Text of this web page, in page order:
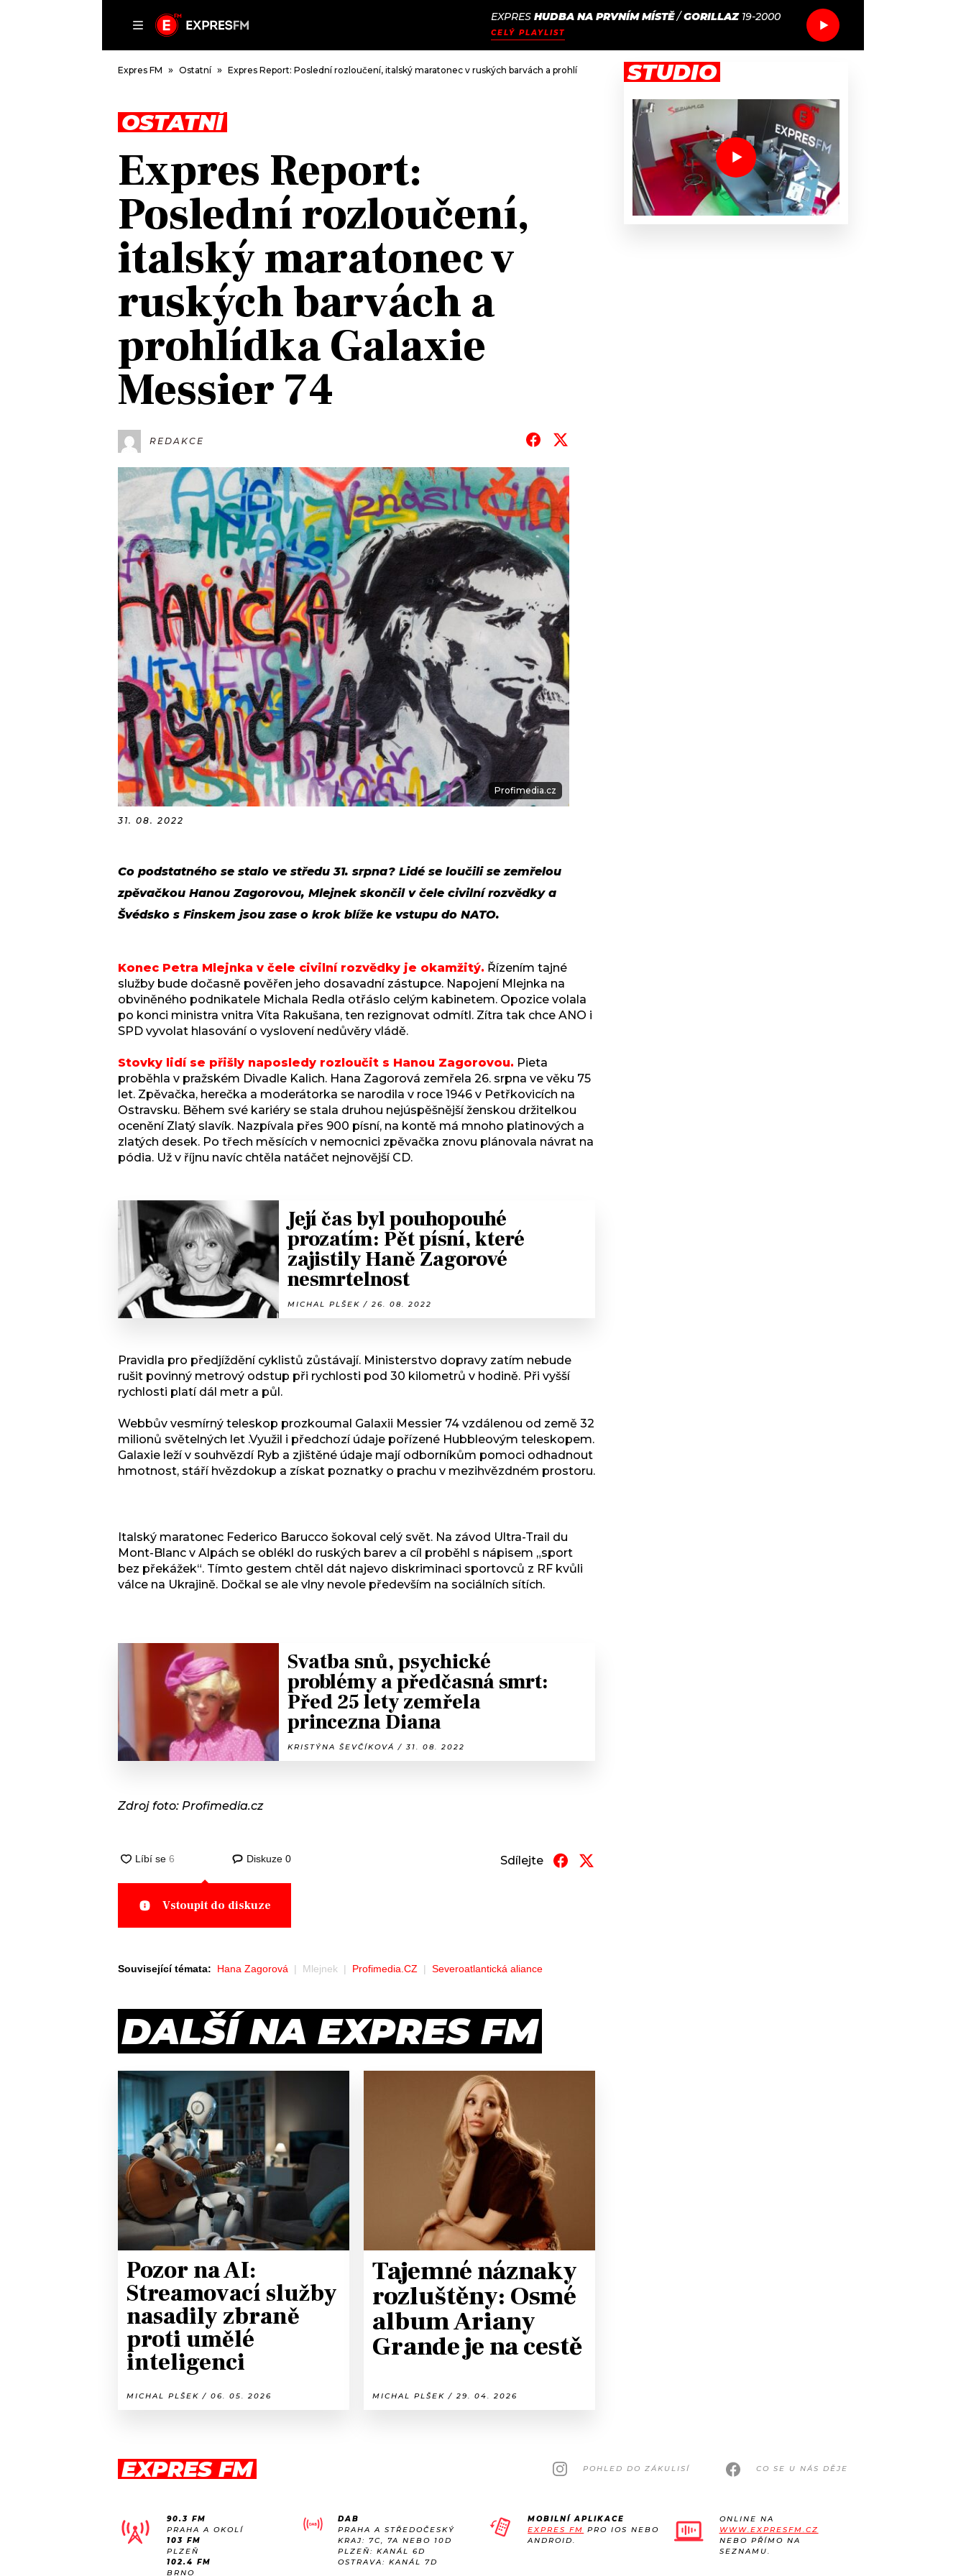
EXPRES HUDBA NA PRVNÍM MÍSTĚ/GORILLAZ 19-2000
CELÝ PLAYLIST
DOMŮ
ČLÁNKY
AKTUÁLNĚ
HUDBA
ROZHOVORY
#NEBUDUDOMA
KALENDÁŘ
KVÍZY
TRENDY
MIX
OSTATNÍ
PODCASTY
JAK NALADIT
RÁDIO
PROGRAM
SOUTĚŽE
Expres FM Ostatní Expres Report: Poslední rozloučení, italský maratonec v ruských barvách a prohlídka Galaxie Messier 74
OSTATNÍ
Expres Report:
Poslední rozloučení,
italský maratonec v
ruských barvách a
prohlídka Galaxie
Messier 74
REDAKCE
Profimedia.cz
31. 08. 2022
Co podstatného se stalo ve středu 31. srpna? Lidé se loučili se zemřelou
zpěvačkou Hanou Zagorovou, Mlejnek skončil v čele civilní rozvědky a
Švédsko s Finskem jsou zase o krok blíže ke vstupu do NATO.
Konec Petra Mlejnka v čele civilní rozvědky je okamžitý. Řízením tajné
služby bude dočasně pověřen jeho dosavadní zástupce. Napojení Mlejnka na
obviněného podnikatele Michala Redla otřáslo celým kabinetem. Opozice volala
po konci ministra vnitra Víta Rakušana, ten rezignovat odmítl. Zítra tak chce ANO i
SPD vyvolat hlasování o vyslovení nedůvěry vládě.
Stovky lidí se přišly naposledy rozloučit s Hanou Zagorovou. Pieta
proběhla v pražském Divadle Kalich. Hana Zagorová zemřela 26. srpna ve věku 75
let. Zpěvačka, herečka a moderátorka se narodila v roce 1946 v Petřkovicích na
Ostravsku. Během své kariéry se stala druhou nejúspěšnější ženskou držitelkou
ocenění Zlatý slavík. Nazpívala přes 900 písní, na kontě má mnoho platinových a
zlatých desek. Po třech měsících v nemocnici zpěvačka znovu plánovala návrat na
pódia. Už v říjnu navíc chtěla natáčet nejnovější CD.
Její čas byl pouhopouhé
prozatím: Pět písní, které
zajistily Haně Zagorové
nesmrtelnost
MICHAL PLŠEK / 26. 08. 2022
Pravidla pro předjíždění cyklistů zůstávají. Ministerstvo dopravy zatím nebude
rušit povinný metrový odstup při rychlosti pod 30 kilometrů v hodině. Při vyšší
rychlosti platí dál metr a půl.
Webbův vesmírný teleskop prozkoumal Galaxii Messier 74 vzdálenou od země 32
milionů světelných let .Využil i předchozí údaje pořízené Hubbleovým teleskopem.
Galaxie leží v souhvězdí Ryb a zjištěné údaje mají odborníkům pomoci odhadnout
hmotnost, stáří hvězdokup a získat poznatky o prachu v mezihvězdném prostoru.
Italský maratonec Federico Barucco šokoval celý svět. Na závod Ultra-Trail du
Mont-Blanc v Alpách se oblékl do ruských barev a cíl proběhl s nápisem „sport
bez překážek“. Tímto gestem chtěl dát najevo diskriminaci sportovců z RF kvůli
válce na Ukrajině. Dočkal se ale vlny nevole především na sociálních sítích.
Svatba snů, psychické
problémy a předčasná smrt:
Před 25 lety zemřela
princezna Diana
KRISTÝNA ŠEVČÍKOVÁ / 31. 08. 2022
Zdroj foto: Profimedia.cz
Diskuze 0
Vstoupit do diskuze
Sdílejte
Související témata: Hana Zagorová Mlejnek Profimedia.CZ Severoatlantická aliance
DALŠÍ NA EXPRES FM
Pozor na AI:
Streamovací služby
nasadily zbraně
proti umělé
inteligenci
MICHAL PLŠEK / 06. 05. 2026
Tajemné náznaky
rozluštěny: Osmé
album Ariany
Grande je na cestě
MICHAL PLŠEK / 29. 04. 2026
STUDIO
EXPRES FM POHLED DO ZÁKULISÍ CO SE U NÁS DĚJE
90.3 FM
PRAHA A OKOLÍ
103 FM
PLZEŇ
102.4 FM
BRNO
DAB
PRAHA A STŘEDOČESKÝ
KRAJ: 7C, 7A NEBO 10D
PLZEŇ: KANÁL 6D
OSTRAVA: KANÁL 7D
MOBILNÍ APLIKACE
EXPRES FM PRO IOS NEBO
ANDROID.
ONLINE NA
WWW.EXPRESFM.CZ
NEBO PŘÍMO NA
SEZNAMU.